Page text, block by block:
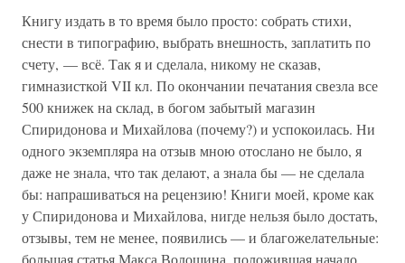
Книгу издать в то время было просто: собрать стихи,
снести в типографию, выбрать внешность, заплатить по
счету, — всё. Так я и сделала, никому не сказав,
гимназисткой VII кл. По окончании печатания свезла все
500 книжек на склад, в богом забытый магазин
Спиридонова и Михайлова (почему?) и успокоилась. Ни
одного экземпляра на отзыв мною отослано не было, я
даже не знала, что так делают, а знала бы — не сделала
бы: напрашиваться на рецензию! Книги моей, кроме как
у Спиридонова и Михайлова, нигде нельзя было достать,
отзывы, тем не менее, появились — и благожелательные:
большая статья Макса Волошина, положившая начало